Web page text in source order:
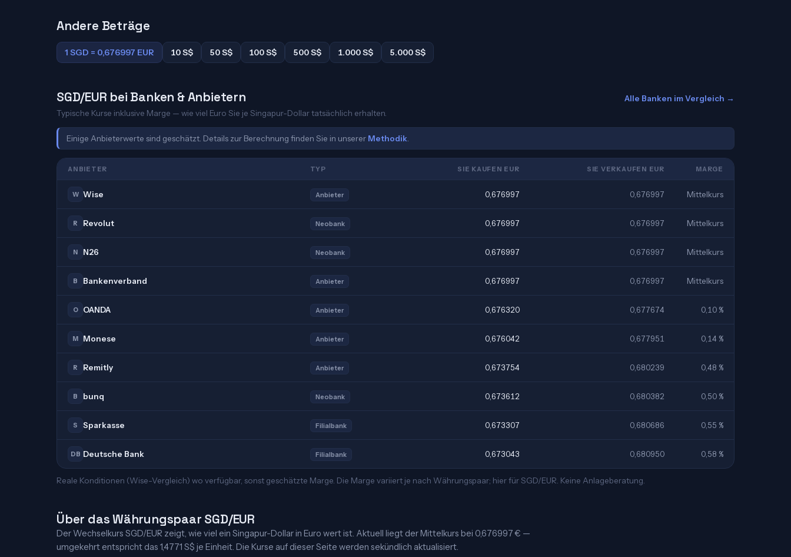
Andere Beträge
1 SGD = 0,676997 EUR 10 S$ 50 S$ 100 S$ 500 S$ 1.000 S$ 5.000 S$
SGD/EUR bei Banken & Anbietern
Typische Kurse inklusive Marge — wie viel Euro Sie je Singapur-Dollar tatsächlich erhalten.
Alle Banken im Vergleich →
Einige Anbieterwerte sind geschätzt. Details zur Berechnung finden Sie in unserer Methodik
ANBIETER TYP SIE KAUFEN EUR SIE VERKAUFEN EUR MARGE
W Wise Anbieter 0,676997 0,676997 Mittelkurs
R Revolut Neobank 0,676997 0,676997 Mittelkurs
N N26 Neobank 0,676997 0,676997 Mittelkurs
B Bankenverband Anbieter 0,676997 0,676997 Mittelkurs
O OANDA Anbieter 0,676320 0,677674 0,10 %
M Monese Anbieter 0,676042 0,677951 0,14 %
R Remitly Anbieter 0,673754 0,680239 0,48 %
B bunq Neobank 0,673612 0,680382 0,50 %
S Sparkasse Filialbank 0,673307 0,680686 0,55 %
DB Deutsche Bank Filialbank 0,673043 0,680950 0,58 %
Reale Konditionen (Wise-Vergleich) wo verfügbar, sonst geschätzte Marge. Die Marge variiert je nach Währungspaar; hier für SGD/EUR. Keine Anlageberatung.
Über das Währungspaar SGD/EUR
Der Wechselkurs SGD/EUR zeigt, wie viel ein Singapur-Dollar in Euro wert ist. Aktuell liegt der Mittelkurs bei 0,676997 € —
umgekehrt entspricht das 1,4771 S$ je Einheit. Die Kurse auf dieser Seite werden sekündlich aktualisiert.